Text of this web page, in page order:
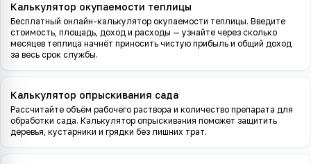
Калькулятор окупаемости теплицы
Бесплатный онлайн-калькулятор окупаемости теплицы. Введите
стоимость, площадь, доход и расходы — узнайте через сколько
месяцев теплица начнёт приносить чистую прибыль и общий доход
за весь срок службы.
Калькулятор опрыскивания сада
Рассчитайте объём рабочего раствора и количество препарата для
обработки сада. Калькулятор опрыскивания поможет защитить
деревья, кустарники и грядки без лишних трат.